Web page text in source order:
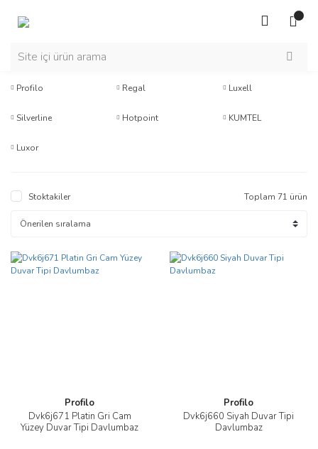
Profilo Regal Luxell
Silverline Hotpoint KUMTEL
Luxor
Stoktakiler Toplam 71 ürün
Profilo
Dvk6j671 Platin Gri Cam
Yüzey Duvar Tipi Davlumbaz
Profilo
Dvk6j660 Siyah Duvar Tipi
Davlumbaz